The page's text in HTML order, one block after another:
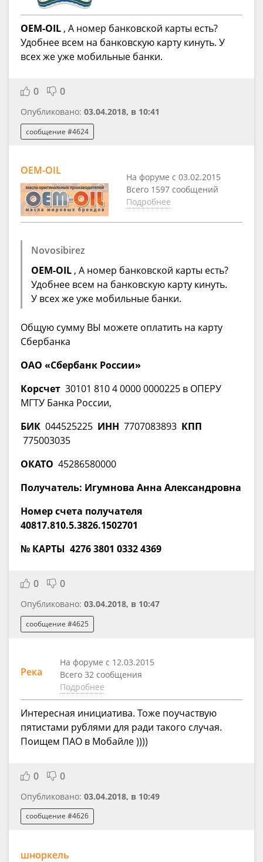
OEM-OIL , А номер банковской карты есть?
Удобнее всем на банковскую карту кинуть. У
всех же уже мобильные банки.
0 0
Опубликовано: 03.04.2018, в 10:41
сообщение #4624
OEM-OIL
На форуме с 03.02.2015
Всего 1597 сообщений
Подробнее
Novosibirez
OEM-OIL , А номер банковской карты есть?
Удобнее всем на банковскую карту кинуть.
У всех же уже мобильные банки.
Общую сумму ВЫ можете оплатить на карту
Сбербанка
ОАО «Сбербанк России»
Корсчет 30101 810 4 0000 0000225 в ОПЕРУ
МГТУ Банка России,
БИК 044525225 ИНН 7707083893 КПП
775003035
ОКАТО 45286580000
Получатель: Игумнова Анна Александровна
Номер счета получателя
40817.810.5.3826.1502701
№ КАРТЫ 4276 3801 0332 4369
0 0
Опубликовано: 03.04.2018, в 10:47
сообщение #4625
Река
На форуме с 12.03.2015
Всего 32 сообщения
Подробнее
Интересная инициатива. Тоже поучаствую
пятистами рублями для ради такого случая.
Поищем ПАО в Мобайле ))))
0 0
Опубликовано: 03.04.2018, в 10:49
сообщение #4626
шноркель